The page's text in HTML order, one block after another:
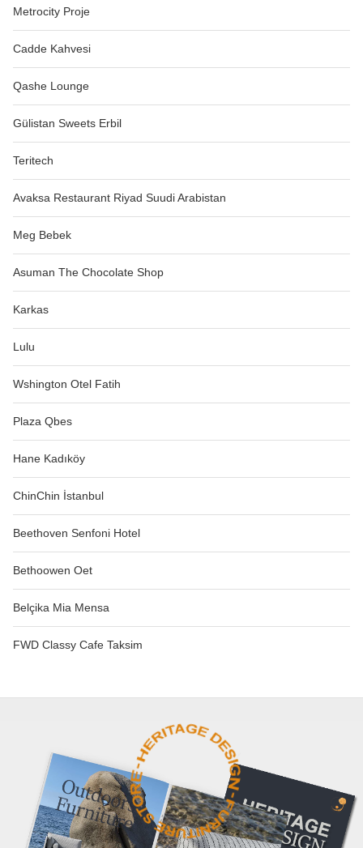
Metrocity Proje
Cadde Kahvesi
Qashe Lounge
Gülistan Sweets Erbil
Teritech
Avaksa Restaurant Riyad Suudi Arabistan
Meg Bebek
Asuman The Chocolate Shop
Karkas
Lulu
Wshington Otel Fatih
Plaza Qbes
Hane Kadıköy
ChinChin İstanbul
Beethoven Senfoni Hotel
Bethoowen Oet
Belçika Mia Mensa
FWD Classy Cafe Taksim